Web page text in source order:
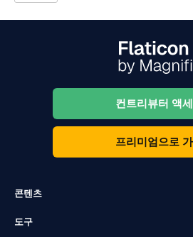
컨트리뷰터 액
프리미엄으로
콘텐츠
도구